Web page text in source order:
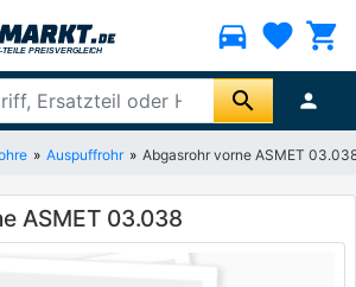
directions_car favorite shopping_cart
search person
Auspuffrohr Abgasrohr vorne ASMET
ASMET 03.038